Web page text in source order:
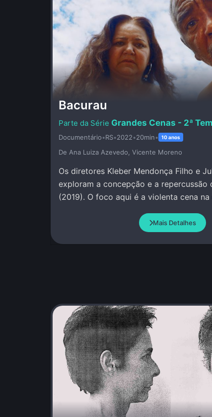
Bacurau
Grandes Cenas - 2ª
Documentário•RS•2022•20min• 10 anos
De Ana Luiza Azevedo, Vicente Moreno
Os diretores Kleber Mendonça Filho e
exploram a concepção e a repercussão
(2019). O foco aqui é a violenta cena
Mais Detalhes